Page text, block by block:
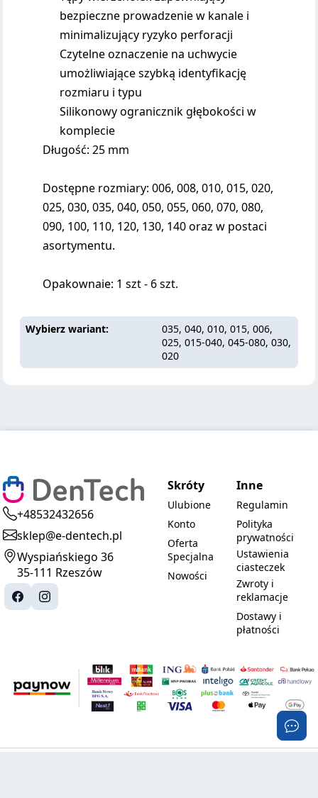
bezpieczne prowadzenie w kanale i
minimalizujący ryzyko perforacji
Czytelne oznaczenie na uchwycie
umożliwiające szybką identyfikację
rozmiaru i typu
Silikonowy ogranicznik głębokości w
komplecie
Długość: 25 mm
Dostępne rozmiary: 006, 008, 010, 015, 020,
025, 030, 035, 040, 050, 055, 060, 070, 080,
090, 100, 110, 120, 130, 140 oraz w postaci
asortymentu.
Opakownaie: 1 szt - 6 szt.
Wybierz wariant
035, 040, 010, 015, 006,
025, 015-040, 045-080, 030,
020
+48532432656
sklep@e-dentech.pl
Wyspiańskiego 36
35-111 Rzeszów
Skróty
Ulubione
Konto
Oferta
Specjalna
Nowości
Inne
Regulamin
Polityka
prywatności
Ustawienia
ciasteczek
Zwroty i
reklamacje
Dostawy i
płatności